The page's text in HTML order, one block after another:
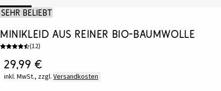
Sehr beliebt
Minikleid aus reiner Bio-Baumwolle
(12)
29,99 €
inkl. MwSt., zzgl. Versandkosten